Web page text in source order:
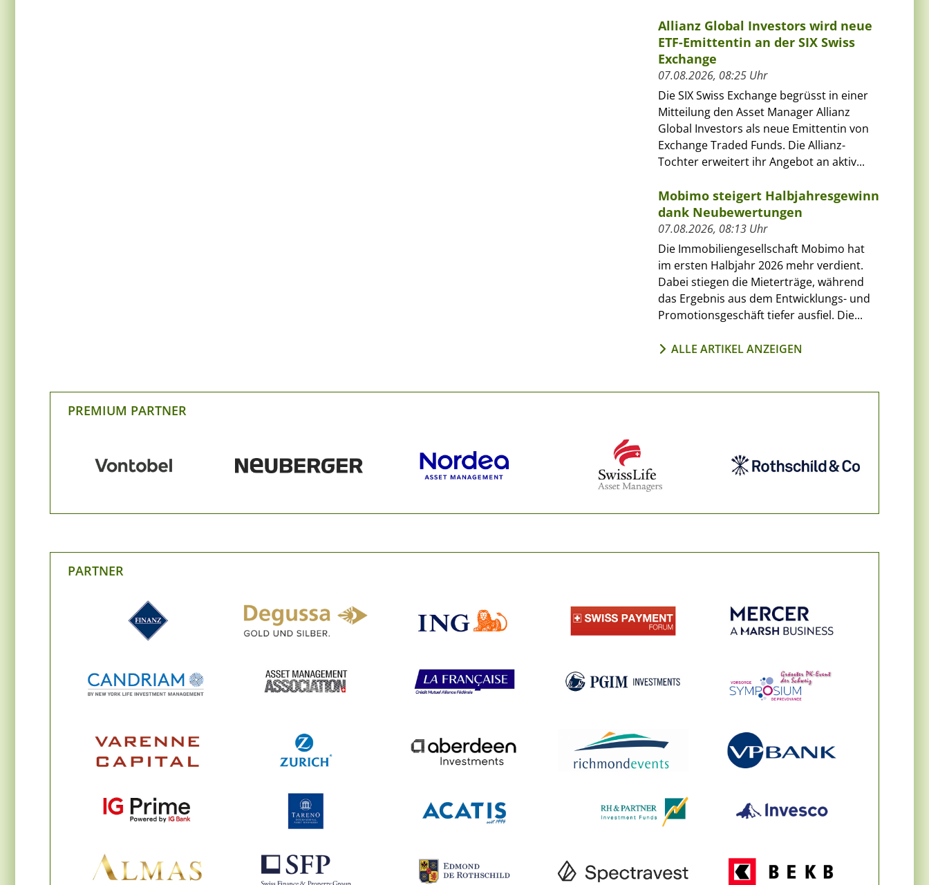
Allianz Global Investors wird neue
ETF-Emittentin an der SIX Swiss
Exchange
07.08.2026, 08:25 Uhr
Die SIX Swiss Exchange begrüsst in einer
Mitteilung den Asset Manager Allianz
Global Investors als neue Emittentin von
Exchange Traded Funds. Die Allianz-
Tochter erweitert ihr Angebot an aktiv...
Mobimo steigert Halbjahresgewinn
dank Neubewertungen
07.08.2026, 08:13 Uhr
Die Immobiliengesellschaft Mobimo hat
im ersten Halbjahr 2026 mehr verdient.
Dabei stiegen die Mieterträge, während
das Ergebnis aus dem Entwicklungs- und
Promotionsgeschäft tiefer ausfiel. Die...
ALLE ARTIKEL ANZEIGEN
PREMIUM PARTNER
PARTNER